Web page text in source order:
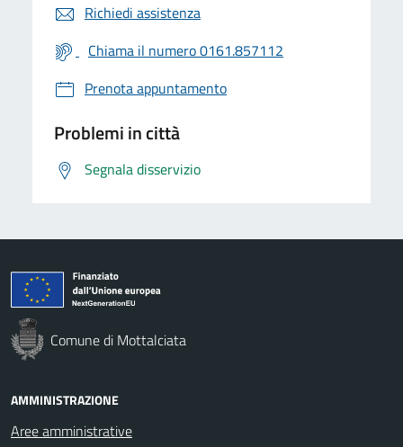
Richiedi assistenza
Chiama il numero 0161.857112
Prenota appuntamento
Problemi in città
Segnala disservizio
Comune di Mottalciata
AMMINISTRAZIONE
Aree amministrative